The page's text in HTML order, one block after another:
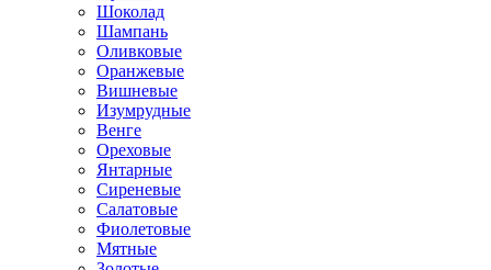
Шоколад
Шампань
Оливковые
Оранжевые
Вишневые
Изумрудные
Венге
Ореховые
Янтарные
Сиреневые
Салатовые
Фиолетовые
Мятные